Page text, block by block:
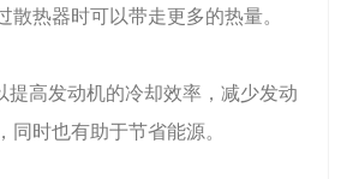
散热器时可以带走更多的热量。
高发动机的冷却效率，减少发动
时也有助于节省能源。